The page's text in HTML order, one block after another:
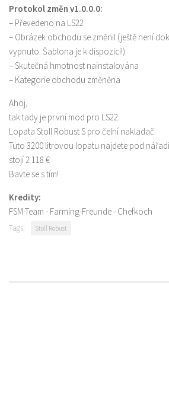
Protokol změn v1.0.0.0:
– Převedeno na LS22
– Obrázek obchodu se změnil (ještě není
vypnuto. Šablona je k dispozici!)
– Skutečná hmotnost nainstalována
– Kategorie obchodu změněna
Ahoj,
tak tady je první mod pro LS22.
Lopata Stoll Robust S pro čelní nakladač.
Tuto 3200 litrovou lopatu najdete pod
stojí 2 118 €
Bavte se s tím!
Kredity:
FSM-Team - Farming-Freunde - Chefkoch
Tags: Stoll Robust